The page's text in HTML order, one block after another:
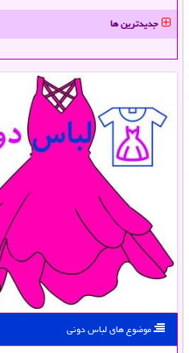
جدیدترین ها
موضوع های لباس دونی